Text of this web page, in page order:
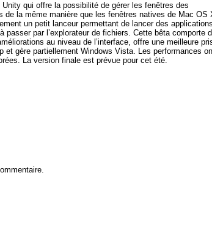
qui offre la possibilité de gérer les fenêtres des
de la même manière que les fenêtres natives de Mac OS
un petit lanceur permettant de lancer des applications
passer par l’explorateur de fichiers. Cette bêta comporte
au niveau de l’interface, offre une meilleure
et gère partiellement Windows Vista. Les performances
La version finale est prévue pour cet été.